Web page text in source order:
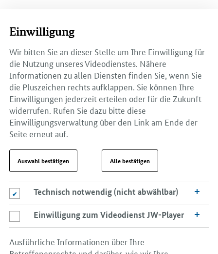
Einwilligung
Wir bitten Sie an dieser Stelle um Ihre Einwilligung für
die Nutzung unseres Videodienstes. Nähere
Informationen zu allen Diensten finden Sie, wenn Sie
die Pluszeichen rechts aufklappen. Sie können Ihre
Einwilligungen jederzeit erteilen oder für die Zukunft
widerrufen. Rufen Sie dazu bitte diese
Einwilligungsverwaltung über den Link am Ende der
Seite erneut auf.
Auswahl bestätigen Alle bestätigen
Technisch notwendig (nicht abwählbar)
Technisch notwendig (nicht abwählbar)
Einwilligung zum Videodienst JW-Player
Einwilligung zum Videodienst JW-Player
Ausführliche Informationen über Ihre